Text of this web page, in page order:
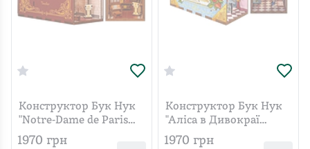
Конструктор Бук Нук
"Notre-Dame de Paris
TQ120"
1970 грн
Конструктор Бук Нук
"Аліса в Дивокраї
TQ128"
1970 грн